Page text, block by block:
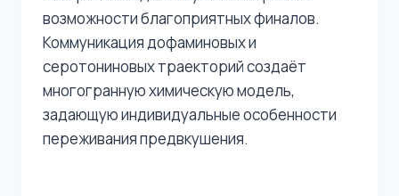
возможности благоприятных финалов.
Коммуникация дофаминовых и
серотониновых траекторий создаёт
многогранную химическую модель,
задающую индивидуальные особенности
переживания предвкушения.